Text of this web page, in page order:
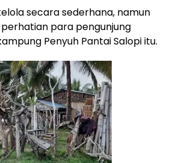
secara sederhana, namun
para pengunjung
Penyuh Pantai Salopi itu.